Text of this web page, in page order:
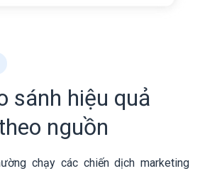
sánh hiệu quả
nguồn
chạy các chiến dịch marketing